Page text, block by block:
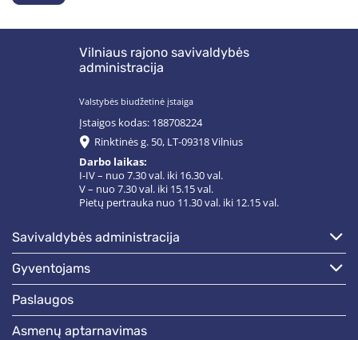
Vilniaus rajono savivaldybės
administracija
Valstybės biudžetinė įstaiga
Įstaigos kodas: 188708224
Rinktinės g. 50, LT-09318 Vilnius
Darbo laikas:
I-IV – nuo 7.30 val. iki 16.30 val.
V – nuo 7.30 val. iki 15.15 val.
Pietų pertrauka nuo 11.30 val. iki 12.15 val.
savivaldybės administracija
gyventojams
paslaugos
asmenų aptarnavimas